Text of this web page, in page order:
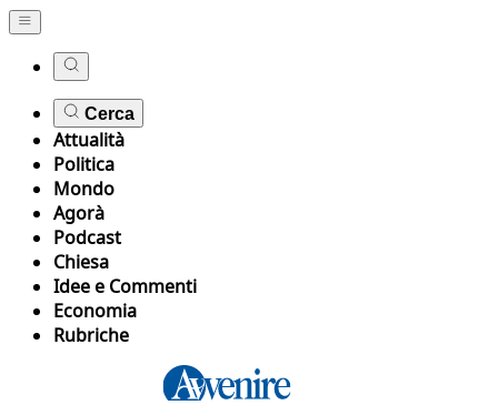
Cerca
Attualità
Politica
Mondo
Agorà
Podcast
Chiesa
Idee e Commenti
Economia
Rubriche